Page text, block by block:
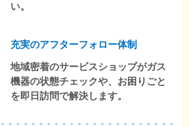
い。
充実のアフターフォロー体制
地域密着のサービスショップがガス
機器の状態チェックや、お困りごと
を即日訪問で解決します。